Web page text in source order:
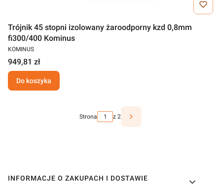
Trójnik 45 stopni izolowany żaroodporny kzd 0,8mm
fi300/400 Kominus
KOMINUS
949,81 zł
Do koszyka
Strona z 2
Linki w stopce
INFORMACJE O ZAKUPACH I DOSTAWIE